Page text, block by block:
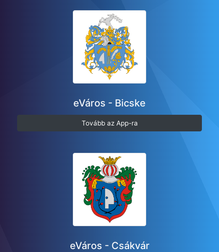
eVáros - Bicske
Tovább az App-ra
eVáros - Csákvár